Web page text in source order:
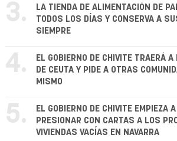
3.
LA TIENDA DE ALIMENTACIÓN DE
TODOS LOS DÍAS Y CONSERVA A
SIEMPRE
4.
EL GOBIERNO DE CHIVITE TRAERÁ
DE CEUTA Y PIDE A OTRAS
MISMO
5.
EL GOBIERNO DE CHIVITE EMPIEZA
PRESIONAR CON CARTAS A LOS
VIVIENDAS VACÍAS EN NAVARRA